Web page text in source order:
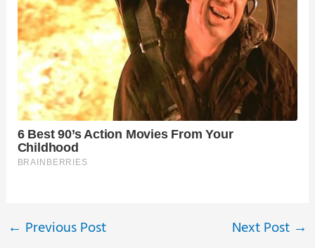
← Previous Post Next Post →